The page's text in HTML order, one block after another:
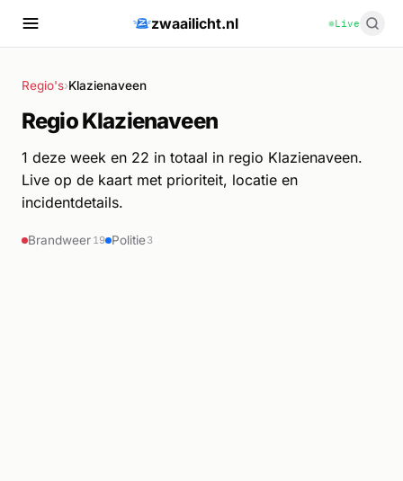
zwaailicht.nl Live
Regio's›Klazienaveen
Regio Klazienaveen
1 deze week en 22 in totaal in regio Klazienaveen.
Live op de kaart met prioriteit, locatie en
incidentdetails.
Brandweer 19 Politie3